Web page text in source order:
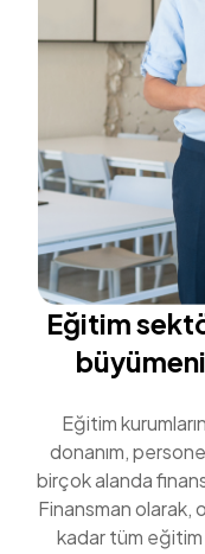
Eğitim
Eğitim
donanım,
birçok alanda
Finansman olarak,
kadar tüm eğitim